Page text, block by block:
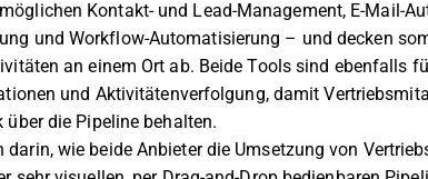
Kontakt- und Lead-Management, E-Mail-
und Workflow-Automatisierung – und decken
an einem Ort ab. Beide Tools sind ebenfalls
und Aktivitätenverfolgung, damit
über die Pipeline behalten.
darin, wie beide Anbieter die Umsetzung von